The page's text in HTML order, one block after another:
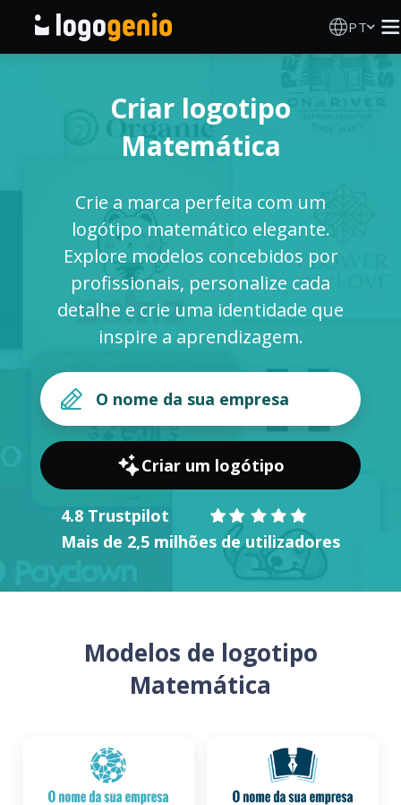
PT
Gerador de logótipos IA
Produtos impressos
INICIAR SESSÃO
Criar logotipo
Matemática
Crie a marca perfeita com um
logótipo matemático elegante.
Explore modelos concebidos por
profissionais, personalize cada
detalhe e crie uma identidade que
inspire a aprendizagem.
Criar um logótipo
4.8 Trustpilot
Mais de 2,5 milhões de utilizadores
Modelos de logotipo
Matemática